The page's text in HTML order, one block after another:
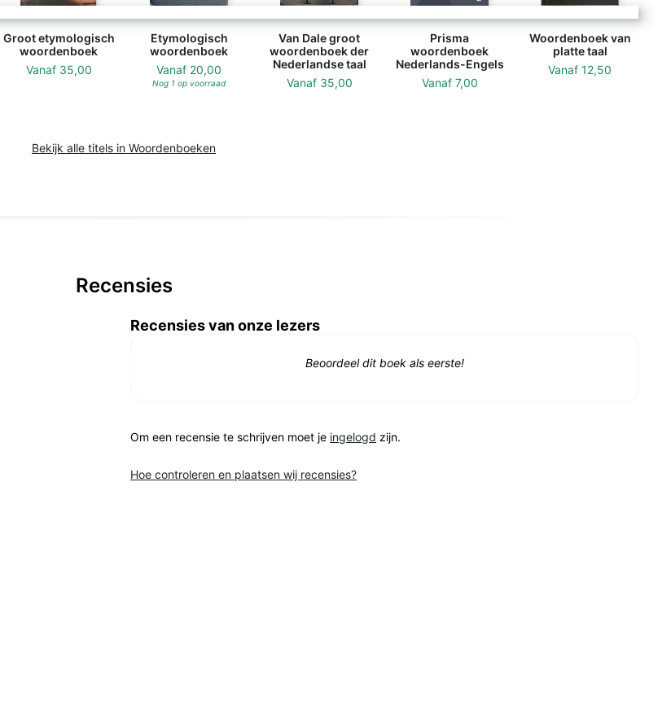
Groot etymologisch
woordenboek
Vanaf 35,00
Etymologisch
woordenboek
Vanaf 20,00
Nog 1 op voorraad
Van Dale groot
woordenboek der
Nederlandse taal
Vanaf 35,00
Prisma
woordenboek
Nederlands-Engels
Vanaf 7,00
Woordenboek van
platte taal
Vanaf 12,50
Bekijk alle titels in Woordenboeken
Recensies
Recensies van onze lezers
Beoordeel dit boek als eerste!
Om een recensie te schrijven moet je ingelogd zijn.
Hoe controleren en plaatsen wij recensies?